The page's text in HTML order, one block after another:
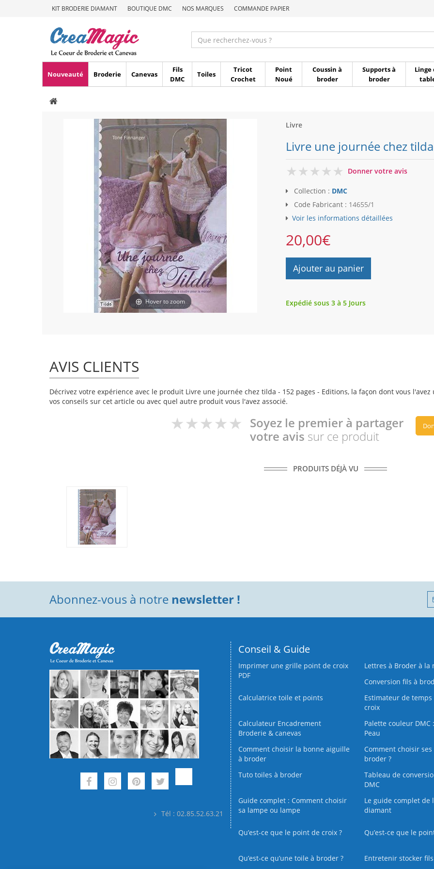
KIT BRODERIE DIAMANT BOUTIQUE DMC NOS MARQUES COMMANDE PAPIER
Nouveauté Broderie Canevas
Fils
DMC
Toiles
Tricot
Crochet
Point
Noué
Coussin à
broder
Supports à
broder
Linge
Hover to zoom
Livre
Livre une journée chez
0
Donner votre avis
Collection : DMC
Code Fabricant : 14655/1
Voir les informations détaillées
20,00€
Ajouter au panier
Expédié sous 3 à 5 Jours
AVIS CLIENTS
Décrivez votre expérience avec le produit Livre une journée chez tilda - 152 pages - Editions, la façon dont vous
vos conseils sur cet article ou avec quel autre produit vous l'avez associé.
Soyez le premier à partager
votre avis sur ce produit
PRODUITS DÉJÀ VU
Abonnez-vous à notre newsletter !
Tél : 02.85.52.63.21
Conseil & Guide
Imprimer une grille point de croix
PDF
Lettres à Broder à la
Conversion fils à
Calculatrice toile et points
Estimateur de temps
croix
Calculateur Encadrement
Broderie & canevas
Palette couleur DMC
Peau
Comment choisir la bonne aiguille
à broder
Comment choisir ses
broder ?
Tuto toiles à broder
Tableau de
DMC
Guide complet : Comment choisir
sa lampe ou lampe
Le guide complet de
diamant
Qu’est-ce que le point de croix ? Qu’est-ce que le
Qu’est‑ce qu’une toile à broder ? Entretenir stocker